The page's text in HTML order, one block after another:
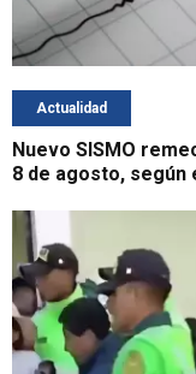
Actualidad
Nuevo SISMO
8 de agosto, según